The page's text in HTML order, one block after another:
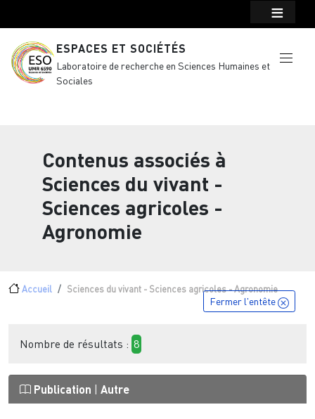
ESPACES ET SOCIÉTÉS
Laboratoire de recherche en Sciences Humaines et
Sociales
Contenus associés à
Sciences du vivant -
Sciences agricoles -
Agronomie
Fil d'Ariane
Accueil Sciences du vivant - Sciences agricoles - Agronomie
Fermer l'entête
Nombre de résultats : 8
Publication Autre